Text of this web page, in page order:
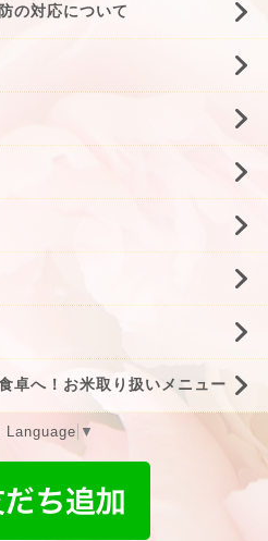
の対応について
卓へ！お米取り扱いメニュー
Language ▼